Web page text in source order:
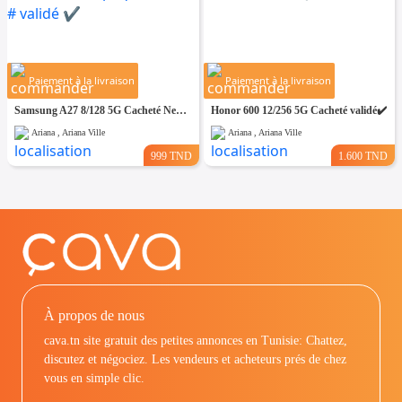
Paiement à la livraison
Samsung A27 8/128 5G Cacheté Neuf paquet fermé # validé ✔️
Ariana , Ariana Ville
999 TND
Paiement à la livraison
Honor 600 12/256 5G Cacheté validé✔️
Ariana , Ariana Ville
1.600 TND
À propos de nous
cava.tn site gratuit des petites annonces en Tunisie: Chattez,
discutez et négociez. Les vendeurs et acheteurs prés de chez
vous en simple clic.